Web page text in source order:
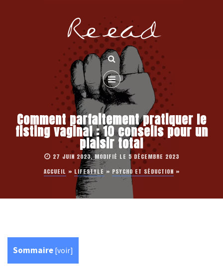
Comment parfaitement pratiquer le
fisting vaginal : 10 conseils pour un
plaisir total
27 JUIN 2023, MODIFIÉ LE 5 DÉCEMBRE 2023
ACCUEIL » LIFESTYLE» PSYCHO ET SÉDUCTION »
Sommaire [voir]